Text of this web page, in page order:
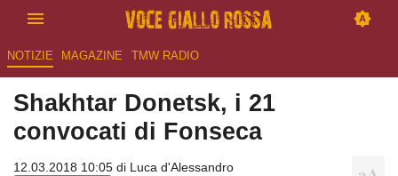
NOTIZIE MAGAZINE TMW RADIO
Shakhtar Donetsk, i 21
convocati di Fonseca
12.03.2018 10:05 di Luca d'Alessandro